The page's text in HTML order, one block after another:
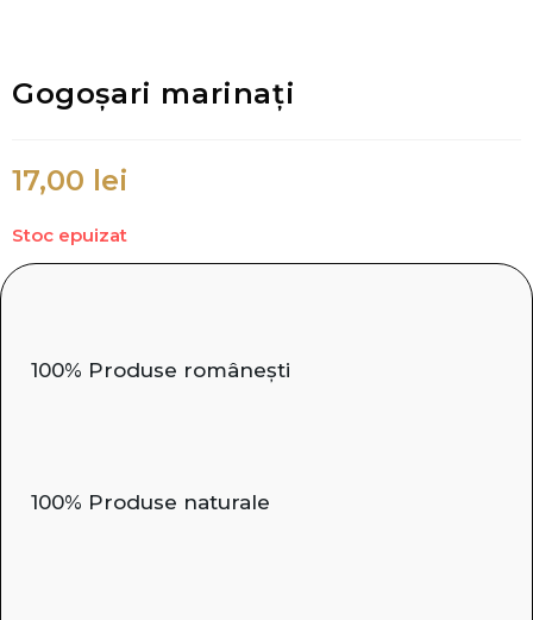
Gogoșari marinați
17,00 lei
Stoc epuizat
100% Produse românești
100% Produse naturale